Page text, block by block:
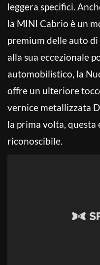
leggera specifici.
la MINI Cabrio è un
premium delle auto
alla sua eccezionale
automobilistico, la
offre un ulteriore
vernice metallizzata
la prima volta,
riconoscibile.